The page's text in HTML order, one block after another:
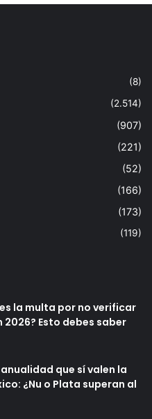
(8)
(2.514)
(907)
(221)
(52)
(166)
(173)
(119)
la multa por no verificar
2026? Esto debes saber
que sí valen la
¿Nu o Plata superan al